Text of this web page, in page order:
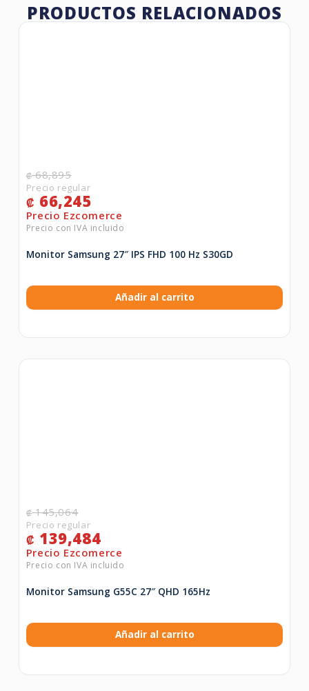
PRODUCTOS RELACIONADOS
₡68,895
₡ 66,245
Monitor Samsung 27″ IPS FHD 100 Hz S30GD
Añadir al carrito
₡145,064
₡ 139,484
Monitor Samsung G55C 27″ QHD 165Hz
Añadir al carrito